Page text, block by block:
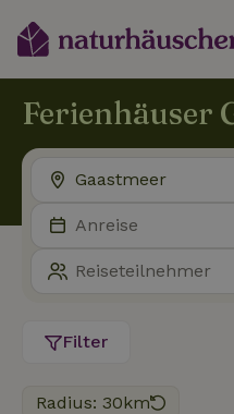
Ferienhäuser
Filter
Radius: 30km